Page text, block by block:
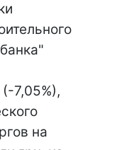
7,05%),
на